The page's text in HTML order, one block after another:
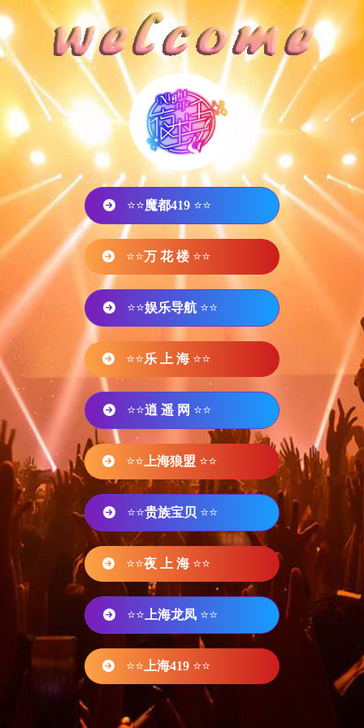
⭐⭐魔都419 ⭐⭐
⭐⭐万 花 楼 ⭐⭐
⭐⭐娱乐导航 ⭐⭐
⭐⭐乐 上 海 ⭐⭐
⭐⭐逍 遥 网 ⭐⭐
⭐⭐ 上海狼盟 ⭐⭐
⭐⭐贵族宝贝 ⭐⭐
⭐⭐夜 上 海 ⭐⭐
⭐⭐ 上海龙凤 ⭐⭐
⭐⭐ 上海419 ⭐⭐